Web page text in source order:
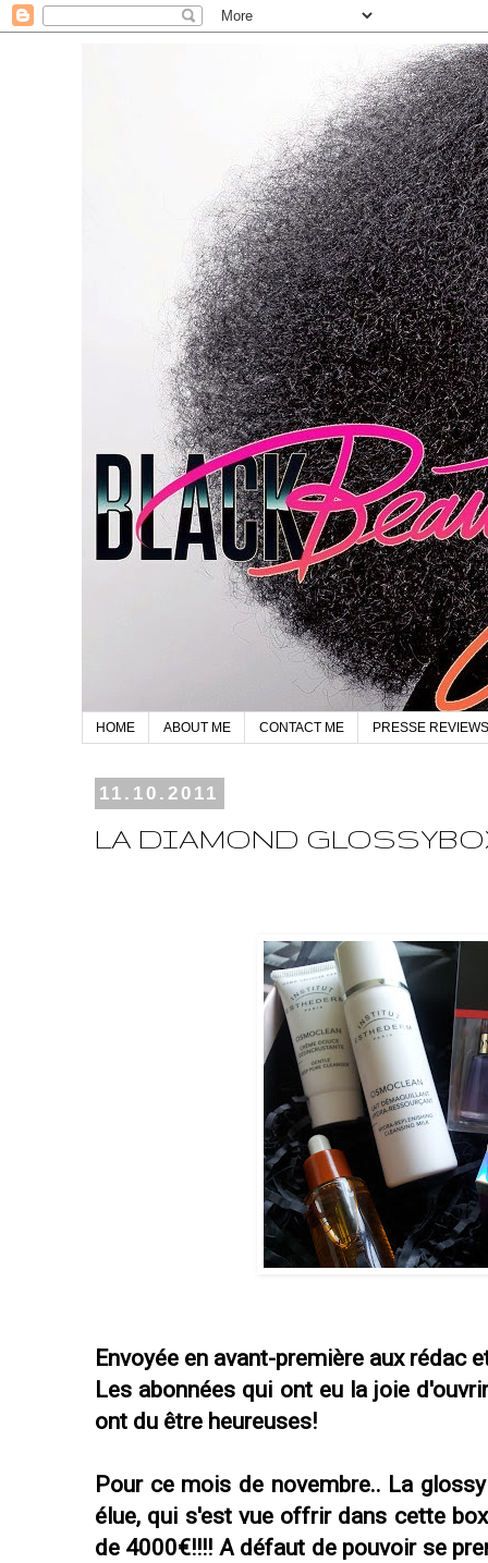
HOME ABOUT ME CONTACT ME PRESSE REVIEWS
11.10.2011
LA DIAMOND
Envoyée en avant-première aux rédac
Les abonnées qui ont eu la joie
ont du être heureuses!
Pour ce mois de novembre.. La
élue, qui s'est vue offrir dans cette
de 4000€!!!! A défaut de pouvoir se